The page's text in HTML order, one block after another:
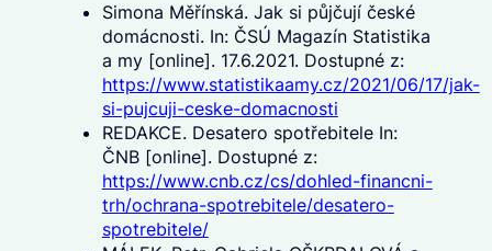
Simona Měřínská. Jak si půjčují české
domácnosti. In: ČSÚ Magazín Statistika
a my [online]. 17.6.2021. Dostupné z:
https://www.statistikaamy.cz/2021/06/17/jak-
si-pujcuji-ceske-domacnosti
REDAKCE. Desatero spotřebitele In:
ČNB [online]. Dostupné z:
https://www.cnb.cz/cs/dohled-financni-
trh/ochrana-spotrebitele/desatero-
spotrebitele/